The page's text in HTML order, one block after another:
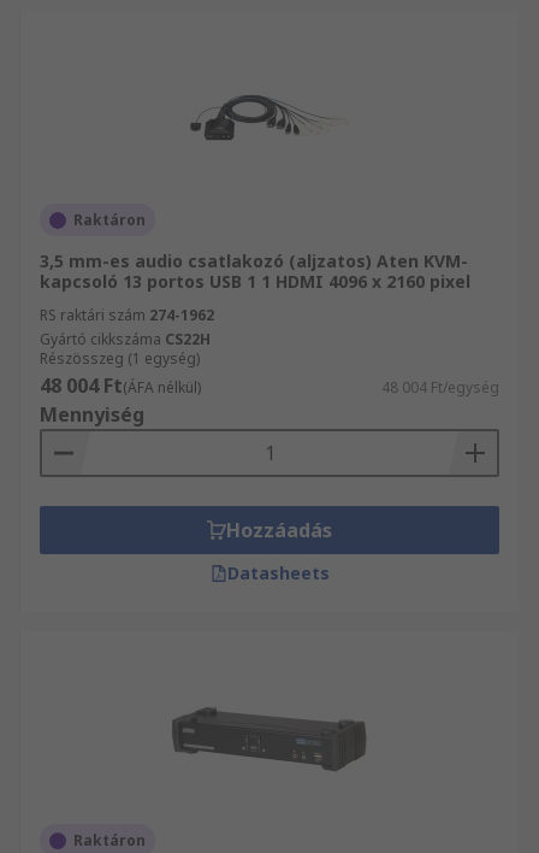
Raktáron
3,5 mm-es audio csatlakozó (aljzatos) Aten KVM-
kapcsoló 13 portos USB 1 1 HDMI 4096 x 2160 pixel
RS raktári szám 274-1962
Gyártó cikkszáma CS22H
Részösszeg (1 egység)
48 004 Ft(ÁFA nélkül) 48 004 Ft/egység
Mennyiség
Hozzáadás
Datasheets
Raktáron